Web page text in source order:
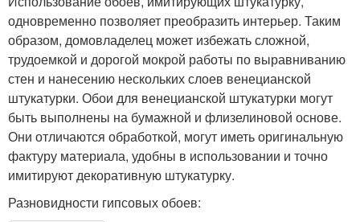
одновременно позволяет преобразить интерьер. Таким
образом, домовладелец может избежать сложной,
трудоемкой и дорогой мокрой работы по выравниванию
стен и нанесению нескольких слоев венецианской
штукатурки. Обои для венецианской штукатурки могут
быть выполнены на бумажной и флизелиновой основе.
Они отличаются обработкой, могут иметь оригинальную
фактуру материала, удобны в использовании и точно
имитируют декоративную штукатурку.
Разновидности гипсовых обоев: